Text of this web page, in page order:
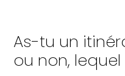
As-tu un
ou non,